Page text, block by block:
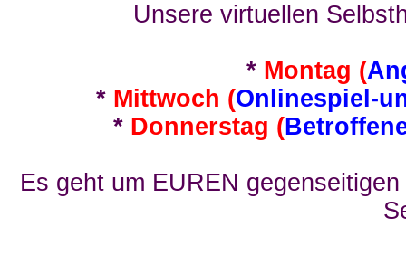
Unsere virtuellen
* Montag (
* Mittwoch (Onlinespiel-
* Donnerstag (
Es geht um EUREN